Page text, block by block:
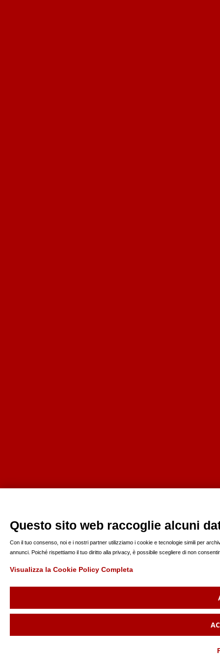
Questo sito web raccoglie alcuni
Con il tuo consenso, noi e i nostri partner utilizziamo i cookie e tecnologie simili per
annunci. Poiché rispettiamo il tuo diritto alla privacy, è possibile scegliere di non
Visualizza la Cookie Policy Completa